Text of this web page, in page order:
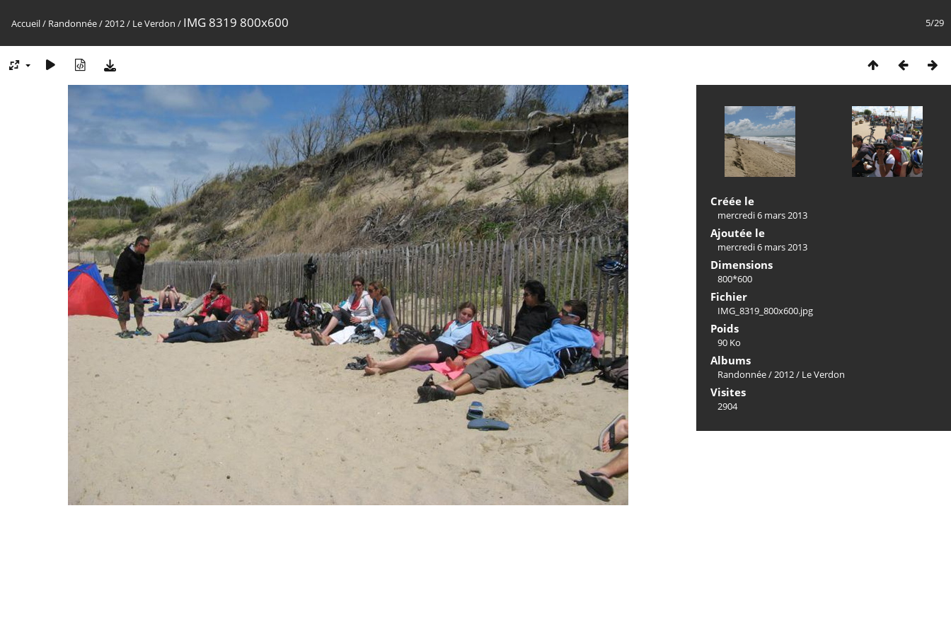
5/29
Accueil/ Randonnée/2012/ Le Verdon / IMG 8319 800x600
Créée le
mercredi 6 mars 2013
Ajoutée le
mercredi 6 mars 2013
Dimensions
800*600
Fichier
IMG_8319_800x600.jpg
Poids
90 Ko
Albums
Randonnée/2012/ Le Verdon
Visites
2904